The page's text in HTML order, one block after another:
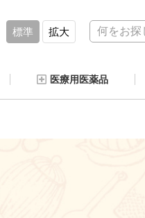
標準 拡大
医療用医薬品